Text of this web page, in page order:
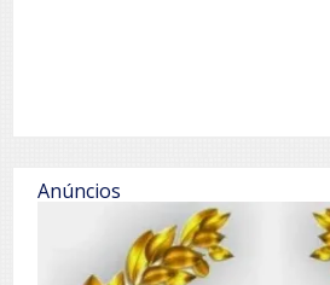
Anúncios